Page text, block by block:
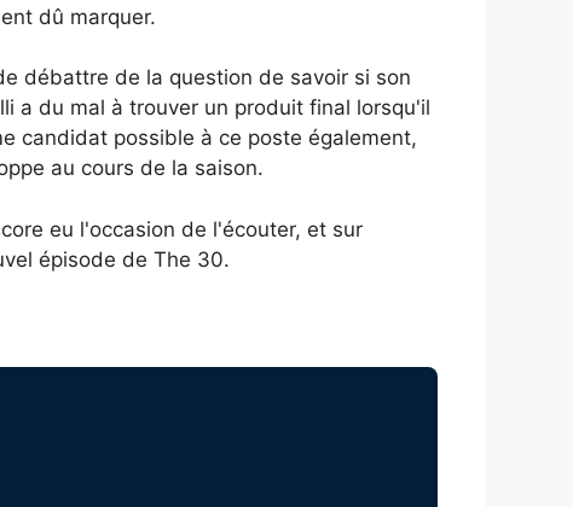
dû marquer.
débattre de la question de savoir si son
a du mal à trouver un produit final lorsqu'il
candidat possible à ce poste également,
au cours de la saison.
eu l'occasion de l'écouter, et sur
épisode de The 30.